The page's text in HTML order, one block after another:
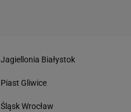
Jagiellonia Białystok
Piast Gliwice
Śląsk Wrocław